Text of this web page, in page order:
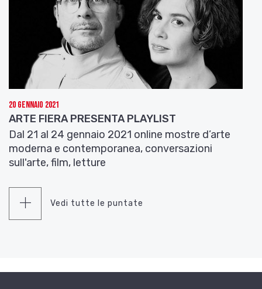
20 Gennaio 2021
ARTE FIERA PRESENTA PLAYLIST
Dal 21 al 24 gennaio 2021 online mostre d’arte
moderna e contemporanea, conversazioni
sull'arte, film, letture
Vedi tutte le puntate